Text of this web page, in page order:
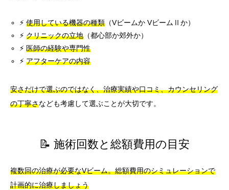
⚡使用している機器の種類 （Vビームか VビームⅡか）
⚡クリニックの立地 （都心部か郊外か）
⚡医師の経験や専門性
⚡アフターケアの内容
安さだけで選ぶのではなく、治療実績や口コミ、カウンセリング
の丁寧さなども考慮して選ぶことが大切です。
📝 施術回数と総額費用の目安
複数回の治療が必要なVビーム。総額費用のシミュレーションで
計画的に治療しましょう